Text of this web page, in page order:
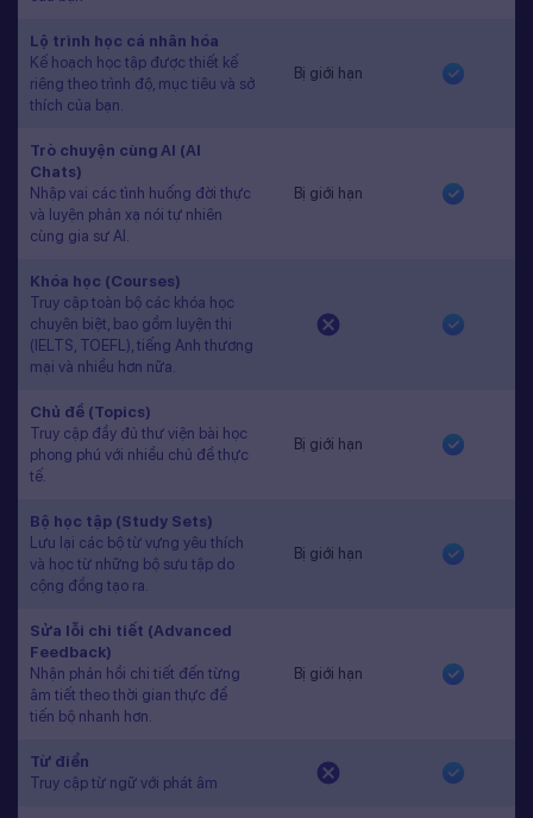
Lộ trình học cá nhân hóa
Kế hoạch học tập được thiết kế
riêng theo trình độ, mục tiêu và sở
thích của bạn.
Bị giới hạn
Trò chuyện cùng AI (AI
Chats)
Nhập vai các tình huống đời thực
và luyện phản xạ nói tự nhiên
cùng gia sư AI.
Bị giới hạn
Khóa học (Courses)
Truy cập toàn bộ các khóa học
chuyên biệt, bao gồm luyện thi
(IELTS, TOEFL), tiếng Anh thương
mại và nhiều hơn nữa.
Chủ đề (Topics)
Truy cập đầy đủ thư viện bài học
phong phú với nhiều chủ đề thực
tế.
Bị giới hạn
Bộ học tập (Study Sets)
Lưu lại các bộ từ vựng yêu thích
và học từ những bộ sưu tập do
cộng đồng tạo ra.
Bị giới hạn
Sửa lỗi chi tiết (Advanced
Feedback)
Nhận phản hồi chi tiết đến từng
âm tiết theo thời gian thực để
tiến bộ nhanh hơn.
Bị giới hạn
Từ điển
Truy cập từ ngữ với phát âm